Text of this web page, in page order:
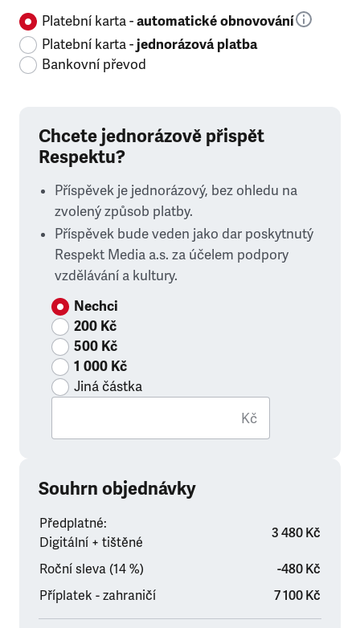
Platební karta -automatické obnovování
Platební karta -jednorázová platba
Bankovní převod
Chcete jednorázově přispět
Respektu?
Příspěvek je jednorázový, bez ohledu na
zvolený způsob platby.
Příspěvek bude veden jako dar poskytnutý
Respekt Media a.s. za účelem podpory
vzdělávání a kultury.
Nechci
200 Kč
500 Kč
1 000 Kč
Jiná částka
Kč
Souhrn objednávky
Předplatné:
Digitální + tištěné
3 480 Kč
Roční sleva (14 %)
-480 Kč
Příplatek - zahraničí
7 100 Kč